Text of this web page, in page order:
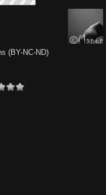
(BY-NC-ND)